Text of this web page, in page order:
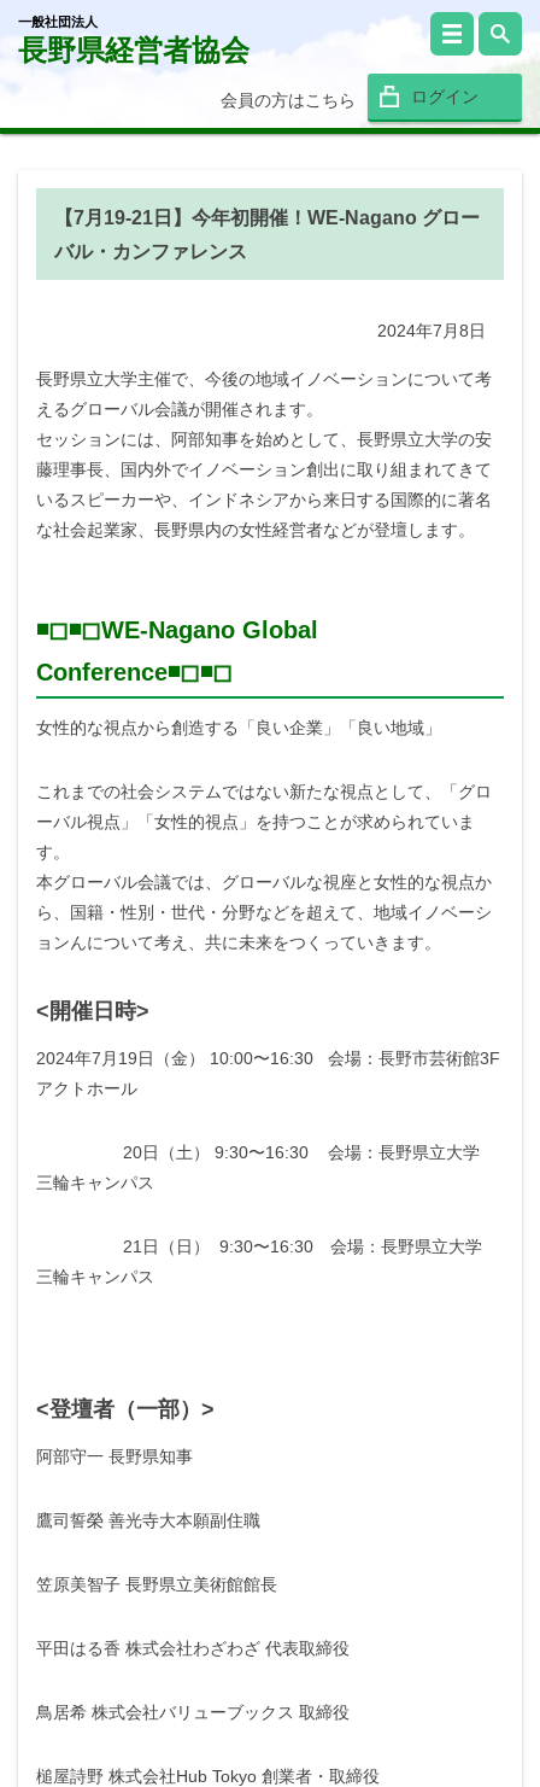
一般社団法人
長野県経営者協会
会員の方はこちら ログイン
【7月19-21日】今年初開催！WE-Nagano グロー
バル・カンファレンス
2024年7月8日
長野県立大学主催で、今後の地域イノベーションについて考
えるグローバル会議が開催されます。
セッションには、阿部知事を始めとして、長野県立大学の安
藤理事長、国内外でイノベーション創出に取り組まれてきて
いるスピーカーや、インドネシアから来日する国際的に著名
な社会起業家、長野県内の女性経営者などが登壇します。
◾️◻︎◾️◻︎WE-Nagano Global
Conference◾️◻︎◾️◻︎
女性的な視点から創造する「良い企業」「良い地域」
これまでの社会システムではない新たな視点として、「グロ
ーバル視点」「女性的視点」を持つことが求められていま
す。
本グローバル会議では、グローバルな視座と女性的な視点か
ら、国籍・性別・世代・分野などを超えて、地域イノベーシ
ョンんについて考え、共に未来をつくっていきます。
<開催日時>
2024年7月19日（金） 10:00〜16:30 会場：長野市芸術館3F
アクトホール
20日（土） 9:30〜16:30 会場：長野県立大学
三輪キャンパス
21日（日） 9:30〜16:30 会場：長野県立大学
三輪キャンパス
<登壇者（一部）>
阿部守一 長野県知事
鷹司誓榮 善光寺大本願副住職
笠原美智子 長野県立美術館館長
平田はる香 株式会社わざわざ 代表取締役
鳥居希 株式会社バリューブックス 取締役
槌屋詩野 株式会社Hub Tokyo 創業者・取締役